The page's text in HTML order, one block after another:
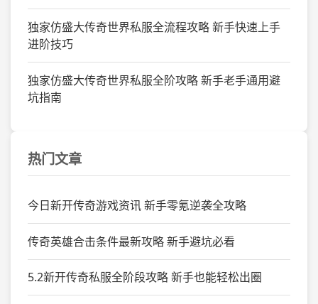
独家仿盛大传奇世界私服全流程攻略 新手快速上手
进阶技巧
独家仿盛大传奇世界私服全阶攻略 新手老手通用避
坑指南
热门文章
今日新开传奇游戏资讯 新手零氪逆袭全攻略
传奇英雄合击条件最新攻略 新手避坑必看
5.2新开传奇私服全阶段攻略 新手也能轻松出圈